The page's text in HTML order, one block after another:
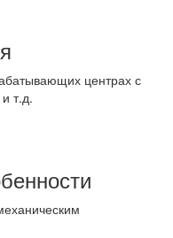
центрах с
т.д.